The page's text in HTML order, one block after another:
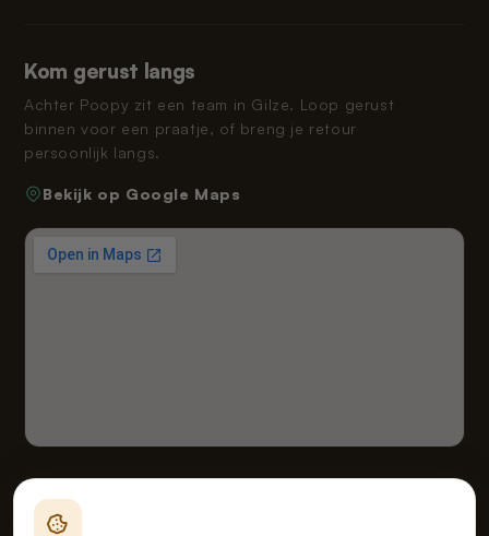
Kom gerust langs
Achter Poopy zit een team in Gilze. Loop gerust
binnen voor een praatje, of breng je retour
persoonlijk langs.
Bekijk op Google Maps
Fealy B.V. handelend onder de naam van Poopy